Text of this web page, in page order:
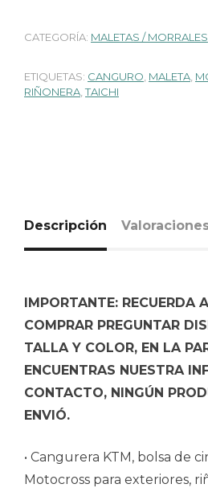
CATEGORÍA: MALETAS / MORRALES
ETIQUETAS: CANGURO MALETA
RIÑONERA ,TAICHI
Descripción
IMPORTANTE: RECUERDA
COMPRAR PREGUNTAR
TALLA Y COLOR, EN LA
ENCUENTRAS NUESTRA
CONTACTO, NINGÚN
ENVIÓ.
• Cangurera KTM, bolsa de
Motocross para exteriores,